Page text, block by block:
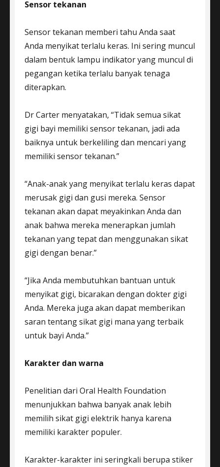
Sensor tekanan
Sensor tekanan memberi tahu Anda saat
Anda menyikat terlalu keras. Ini sering muncul
dalam bentuk lampu indikator yang muncul di
pegangan ketika terlalu banyak tenaga
diterapkan.
Dr Carter menyatakan, “Tidak semua sikat
gigi bayi memiliki sensor tekanan, jadi ada
baiknya untuk berkeliling dan mencari yang
memiliki sensor tekanan.”
“Anak-anak yang menyikat terlalu keras dapat
merusak gigi dan gusi mereka. Sensor
tekanan akan dapat meyakinkan Anda dan
anak bahwa mereka menerapkan jumlah
tekanan yang tepat dan menggunakan sikat
gigi dengan benar.”
“Jika Anda membutuhkan bantuan untuk
menyikat gigi, bicarakan dengan dokter gigi
Anda. Mereka juga akan dapat memberikan
saran tentang sikat gigi mana yang terbaik
untuk bayi Anda.”
Karakter dan warna
Penelitian dari Oral Health Foundation
menunjukkan bahwa banyak anak lebih
memilih sikat gigi elektrik hanya karena
memiliki karakter populer.
Karakter-karakter ini seringkali berupa stiker